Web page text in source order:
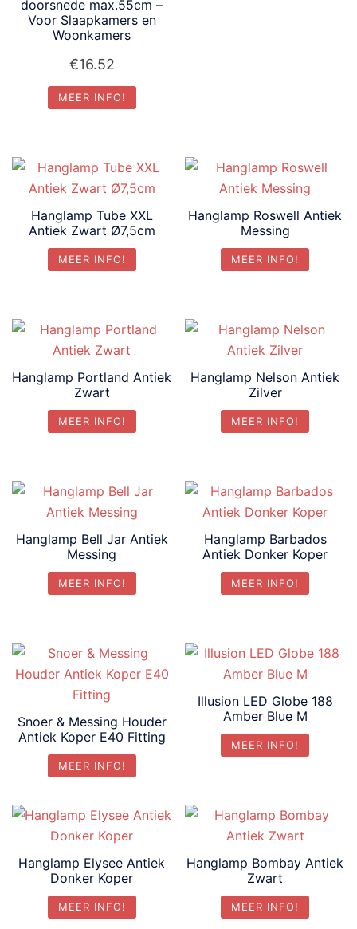
doorsnede max.55cm –
Voor Slaapkamers en
Woonkamers
€16.52
MEER INFO!
Hanglamp Tube XXL
Antiek Zwart Ø7,5cm
MEER INFO!
Hanglamp Roswell Antiek
Messing
MEER INFO!
Hanglamp Portland Antiek
Zwart
MEER INFO!
Hanglamp Nelson Antiek
Zilver
MEER INFO!
Hanglamp Bell Jar Antiek
Messing
MEER INFO!
Hanglamp Barbados
Antiek Donker Koper
MEER INFO!
Snoer & Messing Houder
Antiek Koper E40 Fitting
MEER INFO!
Illusion LED Globe 188
Amber Blue M
MEER INFO!
Hanglamp Elysee Antiek
Donker Koper
MEER INFO!
Hanglamp Bombay Antiek
Zwart
MEER INFO!